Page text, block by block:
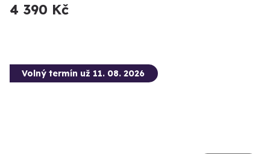
4 390 Kč
Volný termín už 11. 08. 2026